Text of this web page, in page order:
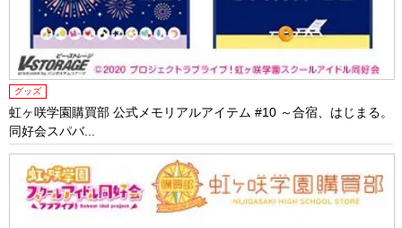
グッズ
虹ヶ咲学園購買部 公式メモリアルアイテム #10 ～合宿、はじまる。
同好会スパバ...